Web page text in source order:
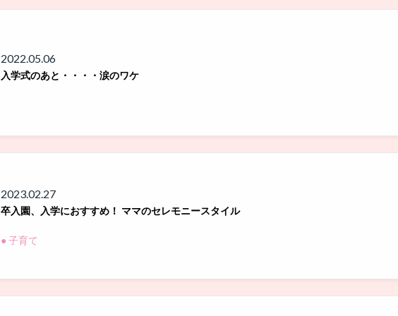
2022.05.06
入学式のあと・・・・涙のワケ
2023.02.27
卒入園、入学におすすめ！ ママのセレモニースタイル
● 子育て